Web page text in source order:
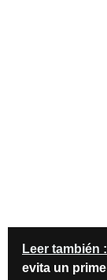
Leer también :
evita un